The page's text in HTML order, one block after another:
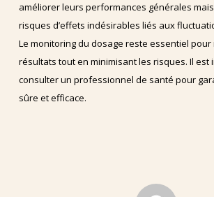
améliorer leurs performances générales
risques d’effets indésirables liés aux
Le monitoring du dosage reste essentiel pour
résultats tout en minimisant les risques. Il est
consulter un professionnel de santé pour
sûre et efficace.